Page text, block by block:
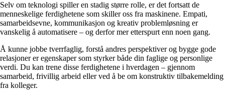
Selv om teknologi spiller en stadig større rolle, er det fortsatt de
menneskelige ferdighetene som skiller oss fra maskinene. Empati,
samarbeidsevne, kommunikasjon og kreativ problemløsning er
vanskelig å automatisere – og derfor mer etterspurt enn noen gang.
Å kunne jobbe tverrfaglig, forstå andres perspektiver og bygge gode
relasjoner er egenskaper som styrker både din faglige og personlige
verdi. Du kan trene disse ferdighetene i hverdagen – gjennom
samarbeid, frivillig arbeid eller ved å be om konstruktiv tilbakemelding
fra kolleger.